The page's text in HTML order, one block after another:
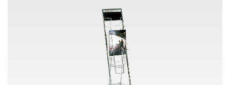
アイテム一覧を見る